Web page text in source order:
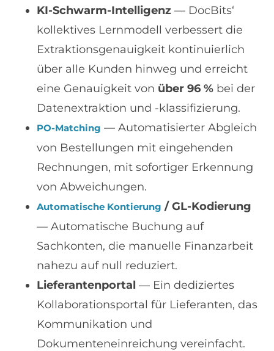
KI-Schwarm-Intelligenz — DocBits‘
kollektives Lernmodell verbessert die
Extraktionsgenauigkeit kontinuierlich
über alle Kunden hinweg und erreicht
eine Genauigkeit von über 96 % bei der
Datenextraktion und -klassifizierung.
PO-Matching — Automatisierter Abgleich
von Bestellungen mit eingehenden
Rechnungen, mit sofortiger Erkennung
von Abweichungen.
Automatische Kontierung / GL-Kodierung
— Automatische Buchung auf
Sachkonten, die manuelle Finanzarbeit
nahezu auf null reduziert.
Lieferantenportal — Ein dediziertes
Kollaborationsportal für Lieferanten, das
Kommunikation und
Dokumenteneinreichung vereinfacht.